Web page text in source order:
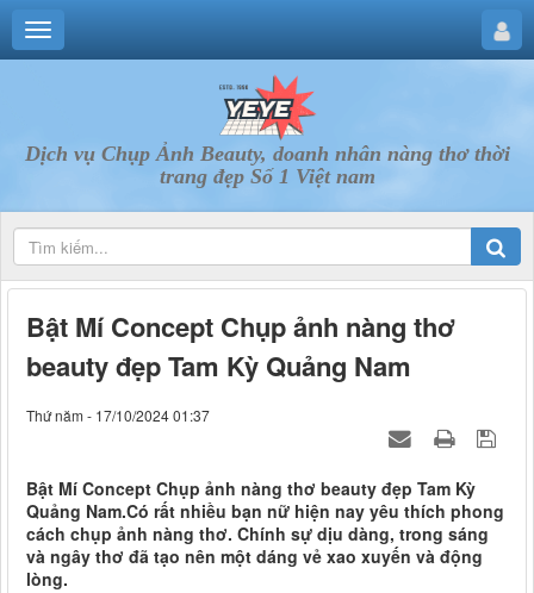
Dịch vụ Chụp Ảnh Beauty, doanh nhân nàng thơ thời
trang đẹp Số 1 Việt nam
Bật Mí Concept Chụp ảnh nàng thơ
beauty đẹp Tam Kỳ Quảng Nam
Thứ năm - 17/10/2024 01:37
Bật Mí Concept Chụp ảnh nàng thơ beauty đẹp Tam Kỳ
Quảng Nam.Có rất nhiều bạn nữ hiện nay yêu thích phong
cách chụp ảnh nàng thơ. Chính sự dịu dàng, trong sáng
và ngây thơ đã tạo nên một dáng vẻ xao xuyến và động
lòng.